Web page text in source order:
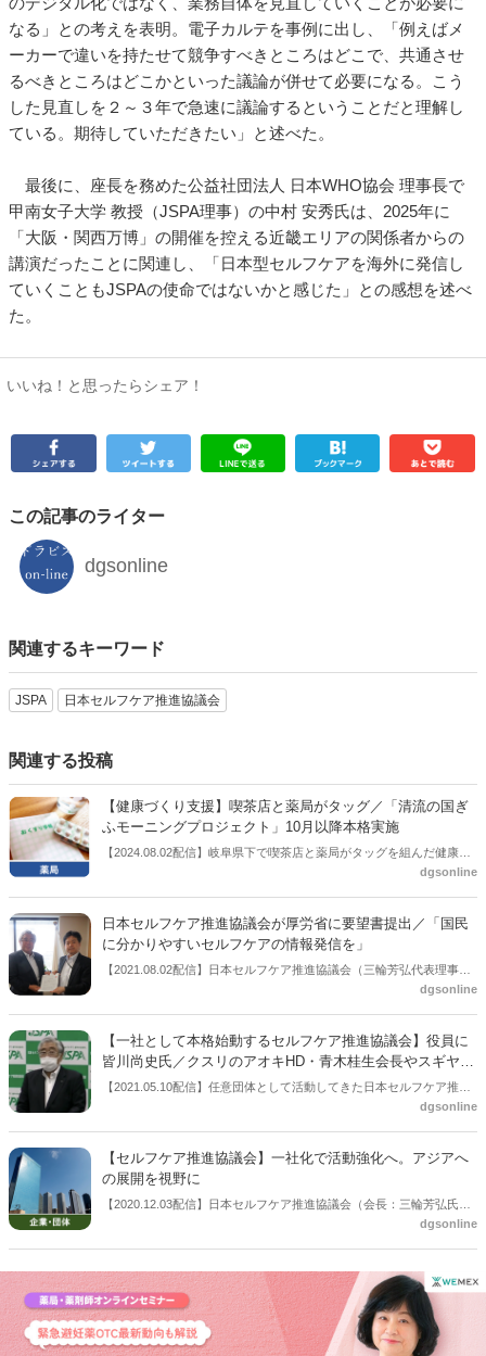
なる」との考えを表明。電子カルテを事例に出し、「例えばメ
ーカーで違いを持たせて競争すべきところはどこで、共通させ
るべきところはどこかといった議論が併せて必要になる。こう
した見直しを２～３年で急速に議論するということだと理解し
ている。期待していただきたい」と述べた。
最後に、座長を務めた公益社団法人 日本WHO協会 理事長で
甲南女子大学 教授（JSPA理事）の中村 安秀氏は、2025年に
「大阪・関西万博」の開催を控える近畿エリアの関係者からの
講演だったことに関連し、「日本型セルフケアを海外に発信し
ていくこともJSPAの使命ではないかと感じた」との感想を述べ
た。
いいね！と思ったらシェア！
この記事のライター
dgsonline
関連するキーワード
JSPA 日本セルフケア推進協議会
関連する投稿
【健康づくり支援】喫茶店と薬局がタッグ／「清流の国ぎ
ふモーニングプロジェクト」10月以降本格実施
【2024.08.02配信】岐阜県下で喫茶店と薬局がタッグを組んだ健康づ
くり支援の取り組みが始まる。日本セルフケア推進協議会が８月２日
dgsonline
日本セルフケア推進協議会が厚労省に要望書提出／「国民
に分かりやすいセルフケアの情報発信を」
【2021.08.02配信】日本セルフケア推進協議会（三輪芳弘代表理事＝
写真左）は、セルフケア推進に関する要望書を厚労省に提出した。厚
氏、医政局長 迫井正深氏に手交 した。
dgsonline
【一社として本格始動するセルフケア推進協議会】役員に
皆川尚史氏／クスリのアオキHD・青木桂生会長やスギヤマ
薬品・杉山貞之社長も
【2021.05.10配信】任意団体として活動してきた日本セルフケア推進
協議会（三輪芳弘会長）は、5月10日に会見を開き、４月９日付けで
労働省 大臣官房審議官の皆川尚史氏のほか、クスリのアオキホールデ
ィングス会長の青木桂生氏やスギヤマ薬品社長の杉山貞之氏が名を連
ねている。皆川尚史氏は現在、日本保険薬局協会で専務理事を務めて
いる。
dgsonline
【セルフケア推進協議会】一社化で活動強化へ。アジアへ
の展開を視野に
【2020.12.03配信】日本セルフケア推進協議会（会長：三輪芳弘氏＝
興和社長、JSPA）は12月３日に会見を開き、一般社団法人化へ検討を
信、活動拡大を強化していく方針を示した。
dgsonline